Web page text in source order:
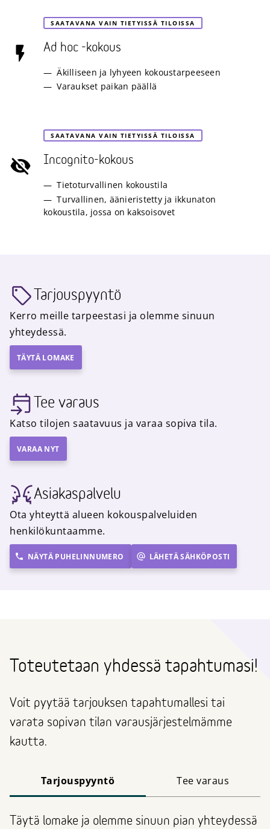
SAATAVANA VAIN TIETYISSÄ TILOISSA
Ad hoc -kokous
Äkilliseen ja lyhyeen kokoustarpeeseen
Varaukset paikan päällä
SAATAVANA VAIN TIETYISSÄ TILOISSA
Incognito-kokous
Tietoturvallinen kokoustila
Turvallinen, äänieristetty ja ikkunaton
kokoustila, jossa on kaksoisovet
Tarjouspyyntö
Kerro meille tarpeestasi ja olemme sinuun
yhteydessä.
TÄYTÄ LOMAKE
Tee varaus
Katso tilojen saatavuus ja varaa sopiva tila.
VARAA NYT
Asiakaspalvelu
Ota yhteyttä alueen kokouspalveluiden
henkilökuntaamme.
NÄYTÄ PUHELINNUMERO LÄHETÄ SÄHKÖPOSTI
Toteutetaan yhdessä tapahtumasi!
Voit pyytää tarjouksen tapahtumallesi tai
varata sopivan tilan varausjärjestelmämme
kautta.
Tarjouspyyntö Tee varaus
Täytä lomake ja olemme sinuun pian yhteydessä